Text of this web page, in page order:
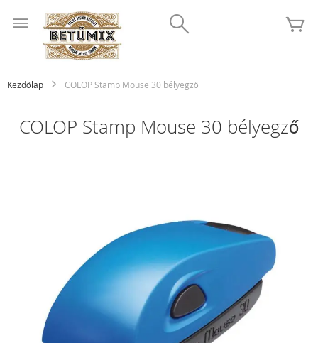
tartalomhoz
Kezdőlap COLOP Stamp Mouse 30 bélyegző
COLOP Stamp Mouse 30 bélyegző